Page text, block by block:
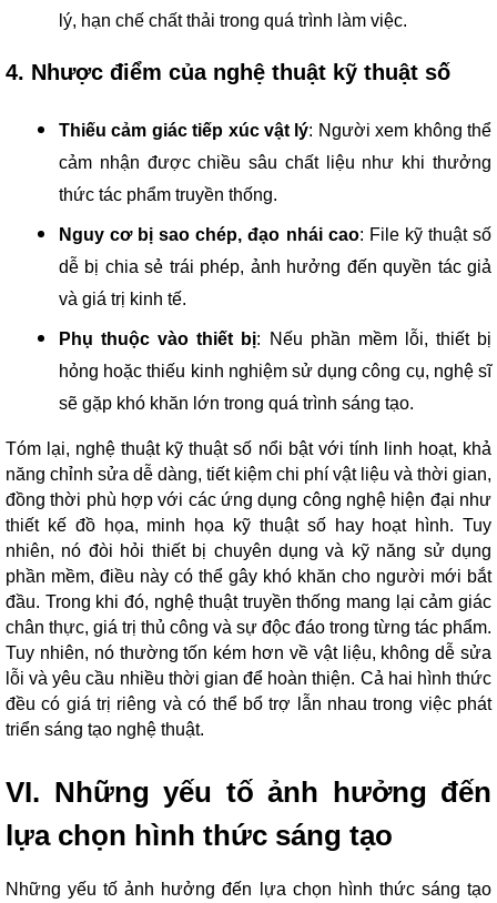
lý, hạn chế chất thải trong quá trình làm việc.
4. Nhược điểm của nghệ thuật kỹ thuật số
Thiếu cảm giác tiếp xúc vật lý: Người xem không thể
cảm nhận được chiều sâu chất liệu như khi thưởng
thức tác phẩm truyền thống.
Nguy cơ bị sao chép, đạo nhái cao: File kỹ thuật số
dễ bị chia sẻ trái phép, ảnh hưởng đến quyền tác giả
và giá trị kinh tế.
Phụ thuộc vào thiết bị: Nếu phần mềm lỗi, thiết bị
hỏng hoặc thiếu kinh nghiệm sử dụng công cụ, nghệ sĩ
sẽ gặp khó khăn lớn trong quá trình sáng tạo.
Tóm lại, nghệ thuật kỹ thuật số nổi bật với tính linh hoạt, khả
năng chỉnh sửa dễ dàng, tiết kiệm chi phí vật liệu và thời gian,
đồng thời phù hợp với các ứng dụng công nghệ hiện đại như
thiết kế đồ họa, minh họa kỹ thuật số hay hoạt hình. Tuy
nhiên, nó đòi hỏi thiết bị chuyên dụng và kỹ năng sử dụng
phần mềm, điều này có thể gây khó khăn cho người mới bắt
đầu. Trong khi đó, nghệ thuật truyền thống mang lại cảm giác
chân thực, giá trị thủ công và sự độc đáo trong từng tác phẩm.
Tuy nhiên, nó thường tốn kém hơn về vật liệu, không dễ sửa
lỗi và yêu cầu nhiều thời gian để hoàn thiện. Cả hai hình thức
đều có giá trị riêng và có thể bổ trợ lẫn nhau trong việc phát
triển sáng tạo nghệ thuật.
VI. Những yếu tố ảnh hưởng đến
lựa chọn hình thức sáng tạo
Những yếu tố ảnh hưởng đến lựa chọn hình thức sáng tạo